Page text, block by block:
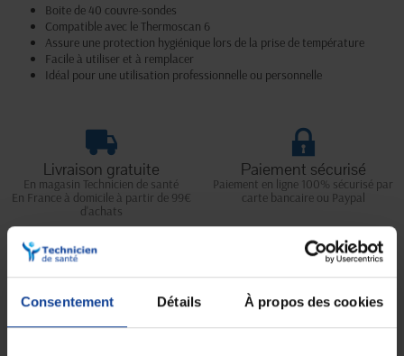
Consentement Détails À propos des cookies
Boite de 40 couvre-sondes
Compatible avec le Thermoscan 6
Assure une protection hygiénique lors de la prise de température
Facile à utiliser et à remplacer
Idéal pour une utilisation professionnelle ou personnelle
Livraison gratuite
En magasin Technicien de santé
En France à domicile à partir de 99€
d'achats
Paiement sécurisé
Paiement en ligne 100% sécurisé par
carte bancaire ou Paypal
soignée et discrète
Lundi au jeudi : 9h à 12h30 - 13h30 à
Le vendredi jusqu'à 17h